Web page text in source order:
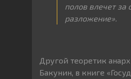
полов влечет
разложение».
Другой теоретик
Бакунин, в книге